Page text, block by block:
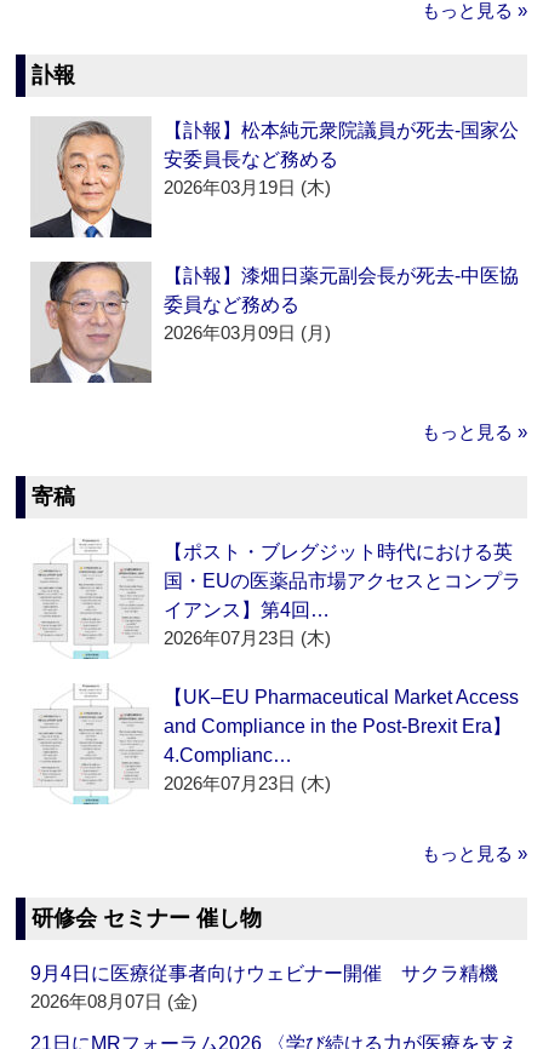
もっと見る »
訃報
【訃報】松本純元衆院議員が死去‐国家公
安委員長など務める
2026年03月19日 (木)
【訃報】漆畑日薬元副会長が死去‐中医協
委員など務める
2026年03月09日 (月)
もっと見る »
寄稿
【ポスト・ブレグジット時代における英
国・EUの医薬品市場アクセスとコンプラ
イアンス】第4回…
2026年07月23日 (木)
【UK–EU Pharmaceutical Market Access
and Compliance in the Post-Brexit Era】
4.Complianc…
2026年07月23日 (木)
もっと見る »
研修会 セミナー 催し物
9月4日に医療従事者向けウェビナー開催 サクラ精機
2026年08月07日 (金)
21日にMRフォーラム2026 〈学び続ける力が医療を支え